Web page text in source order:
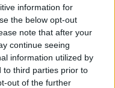
information for
the below opt-out
note that after your
continue seeing
information utilized by
to third parties prior to
out of the further
της